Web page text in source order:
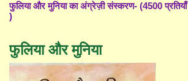
फुलिया और मुनिया का अंग्रेज़ी संस्करण- (4500 प्रतियाँ
)
फुलिया और मुनिया